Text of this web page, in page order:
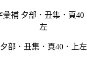
夕部．丑集．頁40．上左